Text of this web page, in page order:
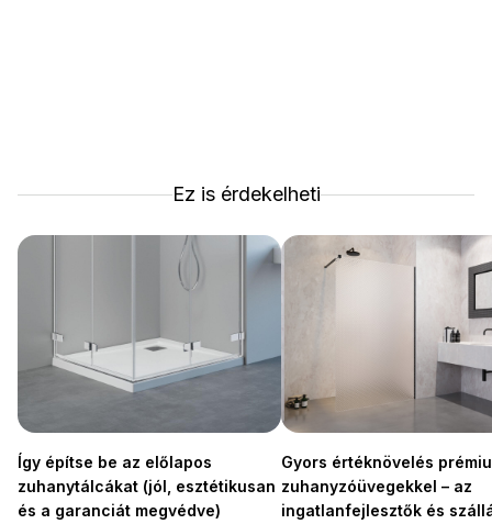
Ez is érdekelheti
Így építse be az előlapos
zuhanytálcákat (jól, esztétikusan
és a garanciát megvédve)
Gyors értéknövelés
zuhanyzóüvegekkel – az
ingatlanfejlesztők és